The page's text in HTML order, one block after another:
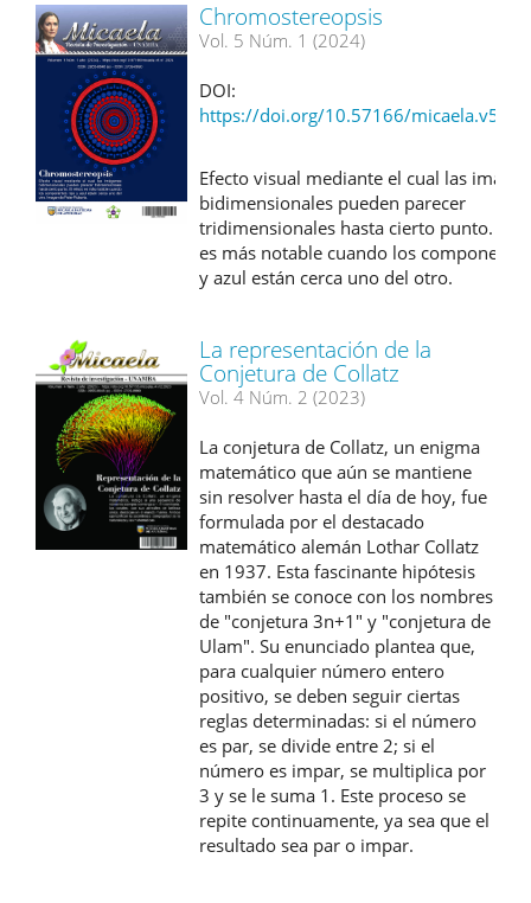
Chromostereopsis
Vol. 5 Núm. 1 (2024)
DOI:
https://doi.org/10.57166/
Efecto visual mediante el cual las
bidimensionales pueden parecer
tridimensionales hasta cierto punto. El
es más notable cuando los
y azul están cerca uno del otro.
La representación de la
Conjetura de Collatz
Vol. 4 Núm. 2 (2023)
La conjetura de Collatz, un enigma
matemático que aún se mantiene
sin resolver hasta el día de hoy, fue
formulada por el destacado
matemático alemán Lothar Collatz
en 1937. Esta fascinante hipótesis
también se conoce con los nombres
de "conjetura 3n+1" y "conjetura de
Ulam". Su enunciado plantea que,
para cualquier número entero
positivo, se deben seguir ciertas
reglas determinadas: si el número
es par, se divide entre 2; si el
número es impar, se multiplica por
3 y se le suma 1. Este proceso se
repite continuamente, ya sea que el
resultado sea par o impar.